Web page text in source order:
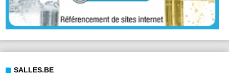
SALLES.BE